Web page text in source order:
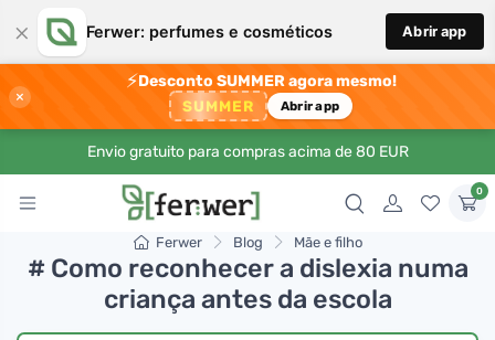
× Ferwer: perfumes e cosméticos Abrir app
×
⚡Desconto SUMMER agora mesmo!
SUMMER Abrir app
Envio gratuito para compras acima de 80 EUR
0
Ferwer Blog Mãe e filho
# Como reconhecer a dislexia numa
criança antes da escola